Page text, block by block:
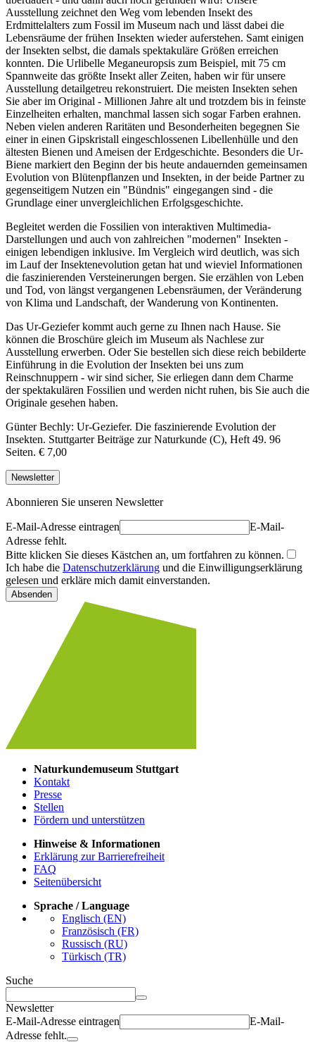
Ausstellung zeichnet den Weg vom lebenden Insekt des
Erdmittelalters zum Fossil im Museum nach und lässt dabei die
Lebensräume der frühen Insekten wieder auferstehen. Samt einigen
der Insekten selbst, die damals spektakuläre Größen erreichen
konnten. Die Urlibelle Meganeuropsis zum Beispiel, mit 75 cm
Spannweite das größte Insekt aller Zeiten, haben wir für unsere
Ausstellung detailgetreu rekonstruiert. Die meisten Insekten sehen
Sie aber im Original - Millionen Jahre alt und trotzdem bis in feinste
Einzelheiten erhalten, manchmal lassen sich sogar Farben erahnen.
Neben vielen anderen Raritäten und Besonderheiten begegnen Sie
einer in einen Gipskristall eingeschlossenen Libellenhülle und den
ältesten Bienen und Ameisen der Erdgeschichte. Besonders die Ur-
Biene markiert den Beginn der bis heute andauernden gemeinsamen
Evolution von Blütenpflanzen und Insekten, in der beide Partner zu
gegenseitigem Nutzen ein "Bündnis" eingegangen sind - die
Grundlage einer unvergleichlichen Erfolgsgeschichte.
Begleitet werden die Fossilien von interaktiven Multimedia-
Darstellungen und auch von zahlreichen "modernen" Insekten -
einigen lebendigen inklusive. Im Vergleich wird deutlich, was sich
im Lauf der Insektenevolution getan hat und wieviel Informationen
die faszinierenden Versteinerungen bergen. Sie erzählen von Leben
und Tod, von längst vergangenen Lebensräumen, der Veränderung
von Klima und Landschaft, der Wanderung von Kontinenten.
Das Ur-Geziefer kommt auch gerne zu Ihnen nach Hause. Sie
können die Broschüre gleich im Museum als Nachlese zur
Ausstellung erwerben. Oder Sie bestellen sich diese reich bebilderte
Einführung in die Evolution der Insekten bei uns zum
Reinschnuppern - wir sind sicher, Sie erliegen dann dem Charme
der spektakulären Fossilien und werden nicht ruhen, bis Sie auch die
Originale gesehen haben.
Günter Bechly: Ur-Geziefer. Die faszinierende Evolution der
Insekten. Stuttgarter Beiträge zur Naturkunde (C), Heft 49. 96
Seiten. € 7,00
Newsletter
Abonnieren Sie unseren Newsletter
E-Mail-Adresse eintragen
E-Mail-
Adresse fehlt.
Bitte klicken Sie dieses Kästchen an, um fortfahren zu können.
Ich habe die Datenschutzerklärung und die Einwilligungserklärung
gelesen und erkläre mich damit einverstanden.
Absenden
Naturkundemuseum Stuttgart
Kontakt
Presse
Stellen
Fördern und unterstützen
Hinweise & Informationen
Erklärung zur Barrierefreiheit
FAQ
Seitenübersicht
Sprache / Language
Englisch (EN)
Französisch (FR)
Russisch (RU)
Türkisch (TR)
Suche
Newsletter
E-Mail-Adresse eintragen
E-Mail-
Adresse fehlt.